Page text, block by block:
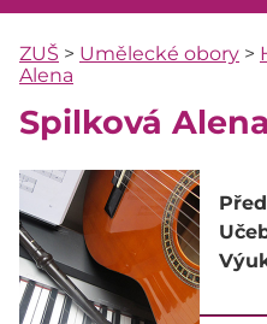
ZUŠ > Umělecké obory >
Alena
Spilková Alena